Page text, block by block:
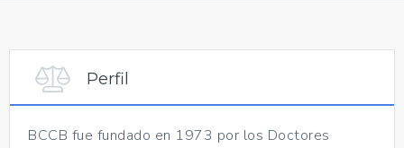
Perfil
BCCB fue fundado en 1973 por los Doctores